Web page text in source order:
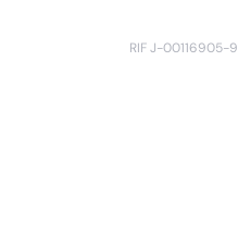
RIF J-00116905-9